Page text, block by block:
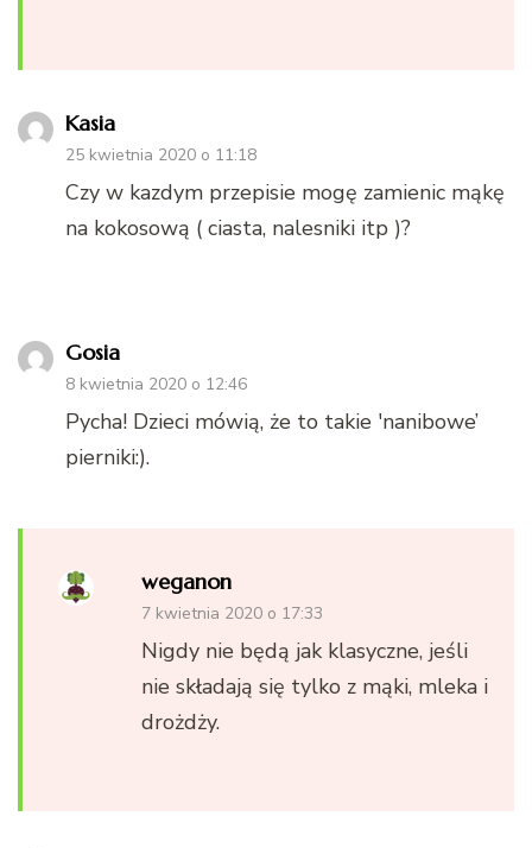
Kasia
25 kwietnia 2020 o 11:18
Czy w kazdym przepisie mogę zamienic mąkę
na kokosową ( ciasta, nalesniki itp )?
Gosia
8 kwietnia 2020 o 12:46
Pycha! Dzieci mówią, że to takie 'nanibowe’
pierniki:).
weganon
7 kwietnia 2020 o 17:33
Nigdy nie będą jak klasyczne, jeśli
nie składają się tylko z mąki, mleka i
drożdży.